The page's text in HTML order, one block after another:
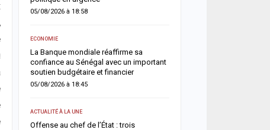
05/08/2026 à 18:58
ECONOMIE
La Banque mondiale réaffirme sa
confiance au Sénégal avec un important
soutien budgétaire et financier
05/08/2026 à 18:45
ACTUALITÉ À LA UNE
Offense au chef de l’État : trois